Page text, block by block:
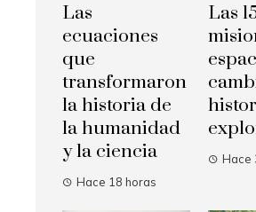
Las
ecuaciones
que
transformaron
la historia de
la humanidad
y la ciencia
Hace 18 horas
Las
Hace